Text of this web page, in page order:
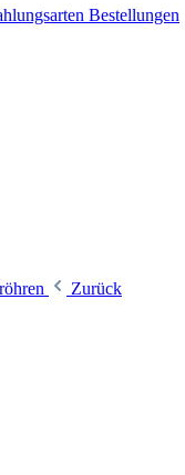
Bestellungen
Zurück